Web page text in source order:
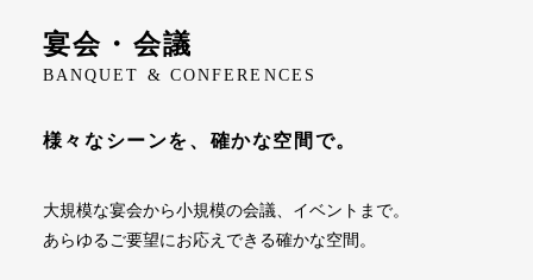
宴会・会議
BANQUET & CONFERENCES
様々なシーンを、確かな空間で。
大規模な宴会から小規模の会議、イベントまで。
あらゆるご要望にお応えできる確かな空間。